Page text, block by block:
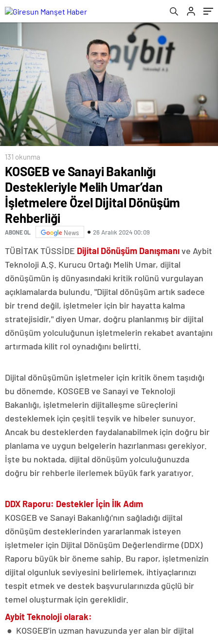
131 okunma
KOSGEB ve Sanayi Bakanlığı
Destekleriyle Melih Umar’dan
İşletmelere Özel Dijital Dönüşüm
Rehberliği
ABONE OL News 26 Aralık 2024 00:09
TÜBİTAK TÜSSİDE Dijital Dönüşüm Danışmanıve Aybit
Teknoloji A.Ş. Kurucu Ortağı Melih Umar, dijital
dönüşümün iş dünyasındaki kritik rolünü vurgulayan
açıklamalarda bulundu. "Dijital dönüşüm artık sadece
bir trend değil, işletmeler için bir hayatta kalma
stratejisidir," diyen Umar, doğru planlanmış bir dijital
dönüşüm yolculuğunun işletmelerin rekabet avantajını
artırmada kilit rol oynadığını belirtti.
Dijital dönüşümün işletmeler için kritik önem taşıdığı
bu dönemde, KOSGEB ve Sanayi ve Teknoloji
Bakanlığı, işletmelerin dijitalleşme süreçlerini
desteklemek için çeşitli teşvik ve hibeler sunuyor.
Ancak bu desteklerden faydalanabilmek için doğru bir
planlama ve uygun belgelerin hazırlanması gerekiyor.
İşte bu noktada, dijital dönüşüm yolculuğunuzda
doğru bir rehberle ilerlemek büyük fark yaratıyor.
DDX Raporu: Destekler İçin İlk Adım
KOSGEB ve Sanayi Bakanlığı'nın sağladığı dijital
dönüşüm desteklerinden yararlanmak isteyen
işletmeler için Dijital Dönüşüm Değerlendirme (DDX)
Raporu büyük bir öneme sahip. Bu rapor, işletmenizin
dijital olgunluk seviyesini belirlemek, ihtiyaçlarınızı
tespit etmek ve destek başvurularınızda güçlü bir
temel oluşturmak için gereklidir.
Aybit Teknoloji olarak:
● KOSGEB'in uzman havuzunda yer alan bir dijital